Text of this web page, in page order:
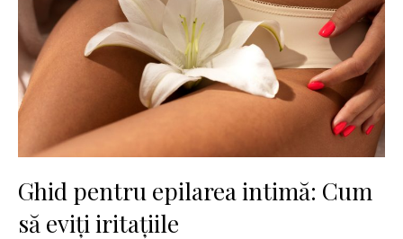
Ghid pentru epilarea intimă: Cum
să eviți iritațiile